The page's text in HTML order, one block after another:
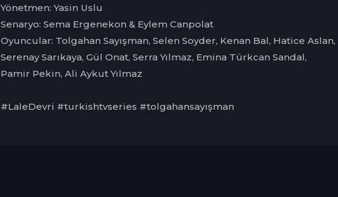
Yönetmen: Yasin Uslu
Senaryo: Sema Ergenekon & Eylem Canpolat
Oyuncular: Tolgahan Sayışman, Selen Soyder, Kenan Bal, Hatice Aslan,
Serenay Sarıkaya, Gül Onat, Serra Yılmaz, Emina Türkcan Sandal,
Pamir Pekin, Ali Aykut Yılmaz
#LaleDevri #turkishtvseries #tolgahansayışman